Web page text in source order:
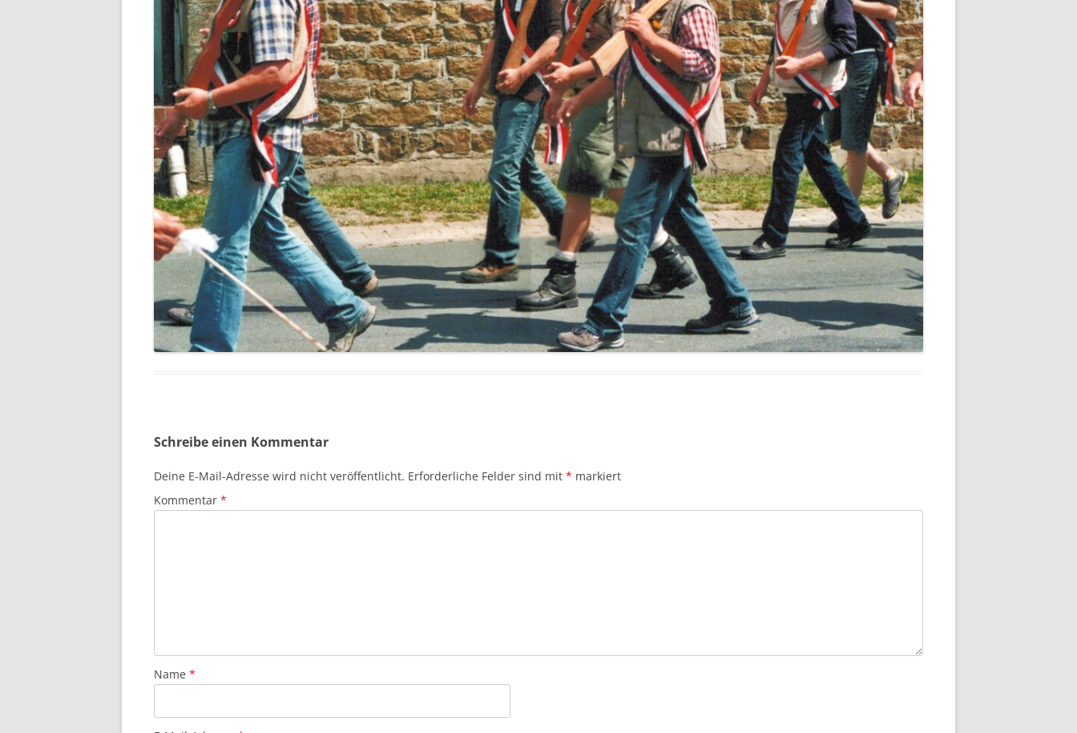
Schreibe einen Kommentar
Deine E-Mail-Adresse wird nicht veröffentlicht. Erforderliche Felder sind mit * markiert
Kommentar *
Name *